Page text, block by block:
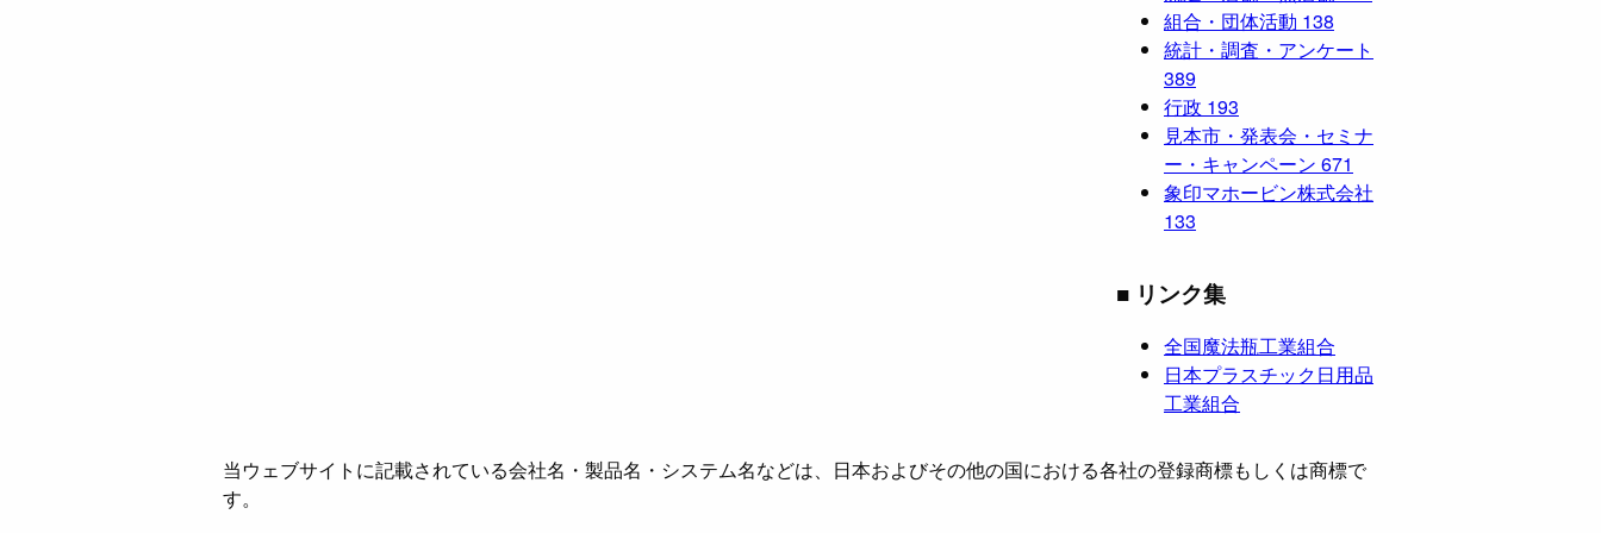
組合・団体活動 138
統計・調査・アンケート
389
行政 193
見本市・発表会・セミナ
ー・キャンペーン 671
象印マホービン株式会社
133
■ リンク集
全国魔法瓶工業組合
日本プラスチック日用品
工業組合
当ウェブサイトに記載されている会社名・製品名・システム名などは、日本およびその他の国における各社の登録商標もしくは商標で
す。